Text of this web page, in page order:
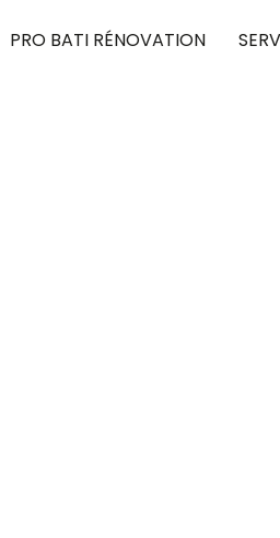
PRO BATI RÉNOVATION